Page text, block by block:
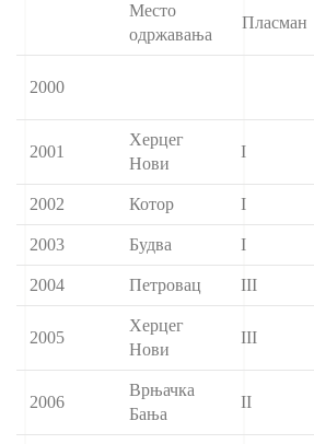
Место
одржавања
Пласман
2000
2001
Херцег
Нови
I
2002 Котор I
2003 Будва I
2004 Петровац III
2005
Херцег
Нови
III
2006
Врњачка
Бања
II